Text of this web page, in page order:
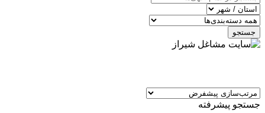
جستجو
جستجو پیشرفته